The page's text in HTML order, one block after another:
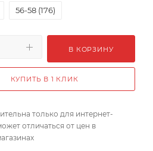
56-58 (176)
В КОРЗИНУ
КУПИТЬ В 1 КЛИК
только для интернет-
отличаться от цен в